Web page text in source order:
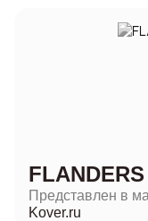
Представлен в
Kover.ru